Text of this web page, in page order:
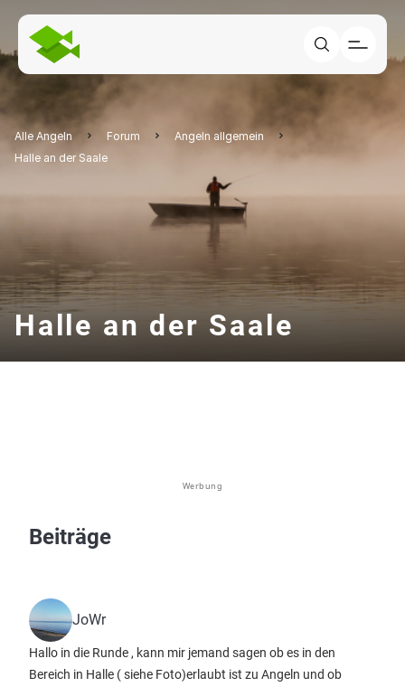
Alle Angeln Forum
Angeln allgemein
Halle an der Saale
Halle an der Saale
Werbung
Beiträge
JoWr
Hallo in die Runde , kann mir jemand sagen ob es in den
Bereich in Halle ( siehe Foto)erlaubt ist zu Angeln und ob